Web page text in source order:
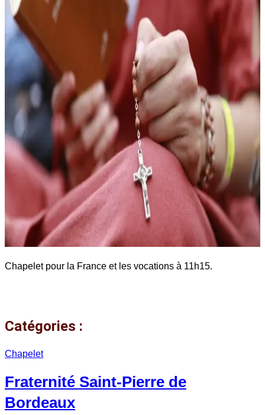
Chapelet pour la France et les vocations à 11h15.
Catégories :
Chapelet
Fraternité Saint-Pierre de
Bordeaux